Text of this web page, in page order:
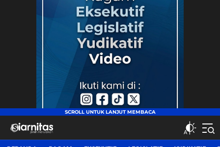
siarnitas
Jernih Menyiarkan